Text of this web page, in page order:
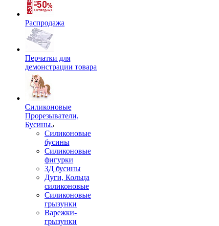
Распродажа
Перчатки для
демонстрации товара
Силиконовые
Прорезыватели,
Бусины.
Силиконовые
бусины
Силиконовые
фигурки
3Д бусины
Дуги, Кольца
силиконовые
Силиконовые
грызунки
Варежки-
грызунки